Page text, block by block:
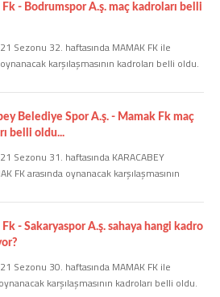
Fk - Bodrumspor A.ş. maç kadroları belli
Sezonu 32. haftasında MAMAK FK ile
karşılaşmasının kadroları belli oldu.
Belediye Spor A.ş. - Mamak Fk maç
belli oldu...
Sezonu 31. haftasında KARACABEY
FK arasında oynanacak karşılaşmasının
Fk - Sakaryaspor A.ş. sahaya hangi kadro
Sezonu 30. haftasında MAMAK FK ile
karşılaşmasının kadroları belli oldu.